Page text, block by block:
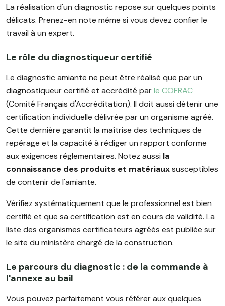
La réalisation d'un diagnostic repose sur quelques points
délicats. Prenez-en note même si vous devez confier le
travail à un expert.
Le rôle du diagnostiqueur certifié
Le diagnostic amiante ne peut être réalisé que par un
diagnostiqueur certifié et accrédité parle COFRAC
(Comité Français d'Accréditation). Il doit aussi détenir une
certification individuelle délivrée par un organisme agréé.
Cette dernière garantit la maîtrise des techniques de
repérage et la capacité à rédiger un rapport conforme
aux exigences réglementaires. Notez aussi la
connaissance des produits et matériauxsusceptibles
de contenir de l'amiante.
Vérifiez systématiquement que le professionnel est bien
certifié et que sa certification est en cours de validité. La
liste des organismes certificateurs agréés est publiée sur
le site du ministère chargé de la construction.
Le parcours du diagnostic : de la commande à
l'annexe au bail
Vous pouvez parfaitement vous référer aux quelques